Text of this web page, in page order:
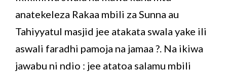
anatekeleza Rakaa mbili za Sunna au
Tahiyyatul masjid jee atakata swala yake ili
aswali faradhi pamoja na jamaa ?. Na ikiwa
jawabu ni ndio : jee atatoa salamu mbili